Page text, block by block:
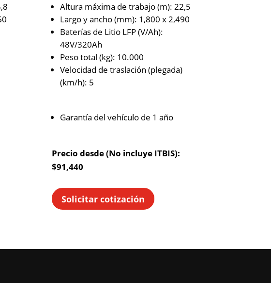
Altura máxima de trabajo (m): 22,5
Largo y ancho (mm): 1,800 x 2,490
Baterías de Litio LFP (V/Ah):
48V/320Ah
Peso total (kg): 10.000
Velocidad de traslación (plegada)
(km/h): 5
Garantía del vehículo de 1 año
Precio desde (No incluye ITBIS):
$91,440
Solicitar cotización